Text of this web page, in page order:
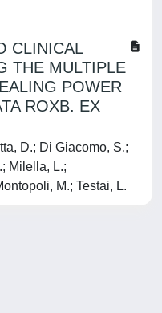
CLINICAL
THE MULTIPLE
POWER
ROXB. EX
D.; Di Giacomo, S.;
Milella, L.;
M.; Testai, L.